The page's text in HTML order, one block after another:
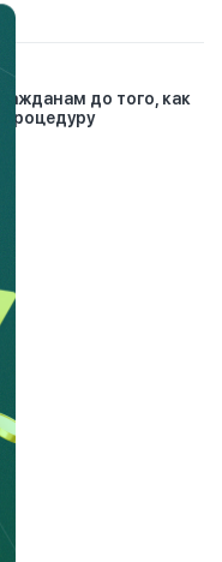
до того, как
процедуру